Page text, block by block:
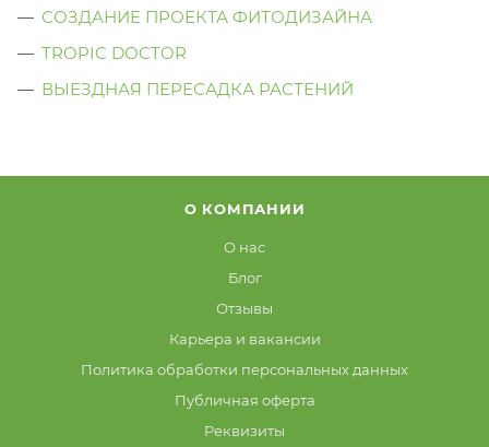
СОЗДАНИЕ ПРОЕКТА ФИТОДИЗАЙНА
TROPIC DOCTOR
ВЫЕЗДНАЯ ПЕРЕСАДКА РАСТЕНИЙ
О КОМПАНИИ
О нас
Блог
Отзывы
Карьера и вакансии
Политика обработки персональных данных
Публичная оферта
Реквизиты